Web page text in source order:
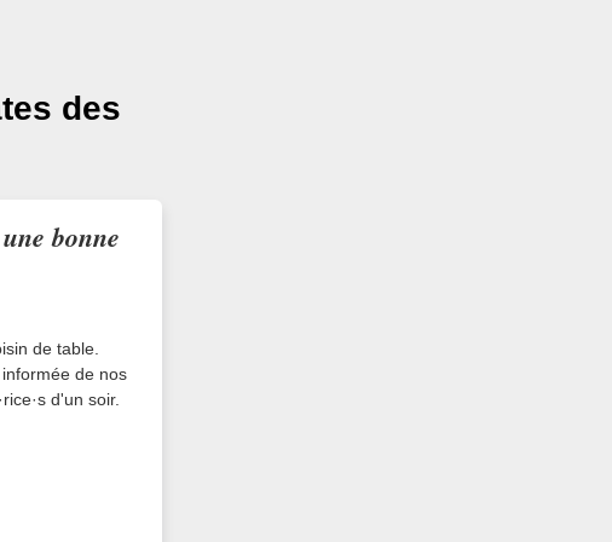
des
bonne
de table.
de nos
d'un soir.